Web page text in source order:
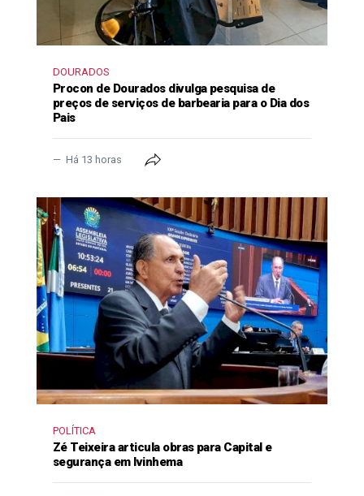
DOURADOS
Procon de Dourados divulga pesquisa de
preços de serviços de barbearia para o Dia dos
Pais
Há 13 horas
POLÍTICA
Zé Teixeira articula obras para Capital e
segurança em Ivinhema